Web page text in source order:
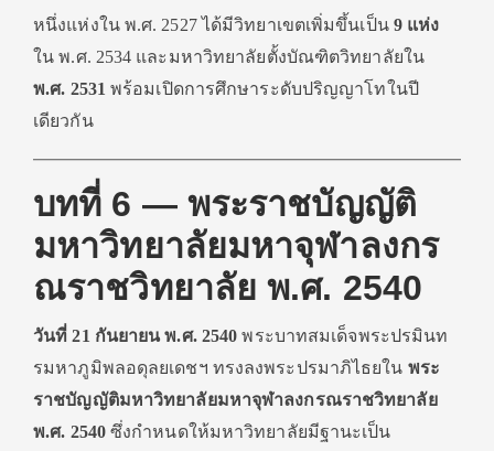
หนึ่งแห่งใน พ.ศ. 2527 ได้มีวิทยาเขตเพิ่มขึ้นเป็น 9 แห่ง
ใน พ.ศ. 2534 และมหาวิทยาลัยตั้งบัณฑิตวิทยาลัยใน
พ.ศ. 2531 พร้อมเปิดการศึกษาระดับปริญญาโทในปี
เดียวกัน
บทที่ 6 — พระราชบัญญัติ
มหาวิทยาลัยมหาจุฬาลงกร
ณราชวิทยาลัย พ.ศ. 2540
วันที่ 21 กันยายน พ.ศ. 2540 พระบาทสมเด็จพระปรมินท
รมหาภูมิพลอดุลยเดชฯ ทรงลงพระปรมาภิไธยใน พระ
ราชบัญญัติมหาวิทยาลัยมหาจุฬาลงกรณราชวิทยาลัย
พ.ศ. 2540ซึ่งกำหนดให้มหาวิทยาลัยมีฐานะเป็น